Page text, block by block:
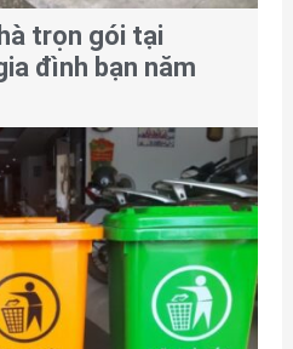
trọn gói tại
đình bạn năm